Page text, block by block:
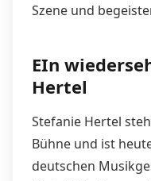
Szene und
EIn
Hertel
Stefanie Hertel
Bühne und ist
deutschen